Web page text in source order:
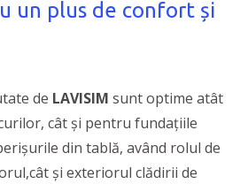
un plus de confort și
de LAVISIM sunt optime atât
cât și pentru fundațiile
din tablă, având rolul de
și exteriorul clădirii de